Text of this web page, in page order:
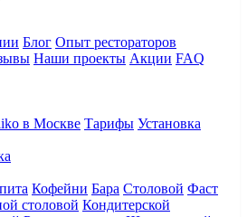
Блог Опыт рестораторов
Наши проекты Акции FAQ
в Москве Тарифы Установка
Кофейни Бара Столовой Фаст
столовой Кондитерской